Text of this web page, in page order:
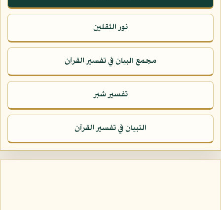
نور الثقلين
مجمع البيان في تفسير القرآن
تفسير شبر
التبيان في تفسير القرآن